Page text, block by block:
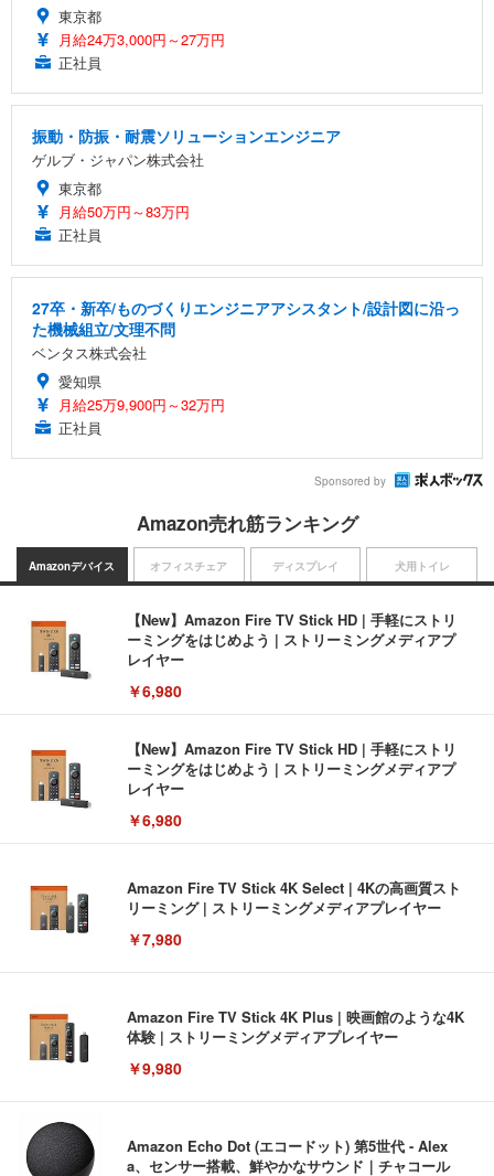
東京都
月給24万3,000円～27万円
正社員
振動・防振・耐震ソリューションエンジニア
ゲルブ・ジャパン株式会社
東京都
月給50万円～83万円
正社員
27卒・新卒/ものづくりエンジニアアシスタント/設計図に沿っ
た機械組立/文理不問
ベンタス株式会社
愛知県
月給25万9,900円～32万円
正社員
Sponsored by
Amazon売れ筋ランキング
Amazonデバイス
【New】Amazon Fire TV Stick HD | 手軽にストリ
ーミングをはじめよう | ストリーミングメディアプ
レイヤー
￥6,980
【New】Amazon Fire TV Stick HD | 手軽にストリ
ーミングをはじめよう | ストリーミングメディアプ
レイヤー
￥6,980
Amazon Fire TV Stick 4K Select | 4Kの高画質スト
リーミング | ストリーミングメディアプレイヤー
￥7,980
Amazon Fire TV Stick 4K Plus | 映画館のような4K
体験 | ストリーミングメディアプレイヤー
￥9,980
Amazon Echo Dot (エコードット) 第5世代 - Alex
a、センサー搭載、鮮やかなサウンド｜チャコール
オフィスチェア ディスプレイ 犬用トイレ